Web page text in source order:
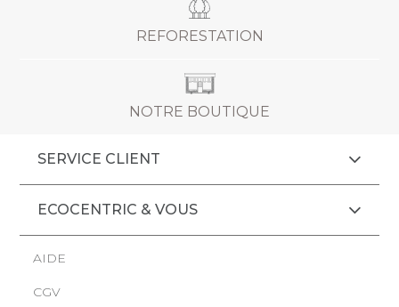
REFORESTATION
NOTRE BOUTIQUE
SERVICE CLIENT
ECOCENTRIC & VOUS
AIDE
CGV